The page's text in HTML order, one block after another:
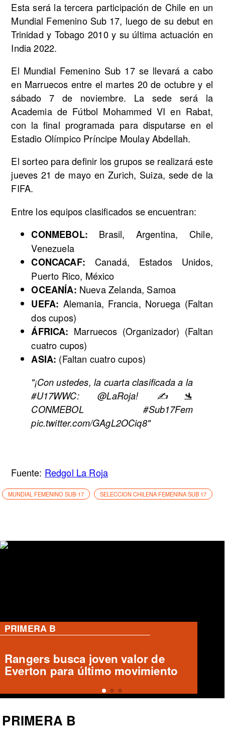
Esta será la tercera participación de Chile en un
Mundial Femenino Sub 17, luego de su debut en
Trinidad y Tobago 2010 y su última actuación en
India 2022.
El Mundial Femenino Sub 17 se llevará a cabo
en Marruecos entre el martes 20 de octubre y el
sábado 7 de noviembre. La sede será la
Academia de Fútbol Mohammed VI en Rabat,
con la final programada para disputarse en el
Estadio Olímpico Príncipe Moulay Abdellah.
El sorteo para definir los grupos se realizará este
jueves 21 de mayo en Zurich, Suiza, sede de la
FIFA.
Entre los equipos clasificados se encuentran:
CONMEBOL: Brasil, Argentina, Chile,
Venezuela
CONCACAF: Canadá, Estados Unidos,
Puerto Rico, México
OCEANÍA: Nueva Zelanda, Samoa
UEFA: Alemania, Francia, Noruega (Faltan
dos cupos)
ÁFRICA: Marruecos (Organizador) (Faltan
cuatro cupos)
ASIA: (Faltan cuatro cupos)
"¡Con ustedes, la cuarta clasificada a la
#U17WWC: @LaRoja! ✍🛬
CONMEBOL #Sub17Fem
pic.twitter.com/GAgL2OCiq8"
Fuente: Redgol La Roja
MUNDIAL FEMENINO SUB-17 SELECCION CHILENA FEMENINA SUB 17
PRIMERA B
Deportes Temuco confirma salida
de Arturo Sanhueza
PRIMERA B